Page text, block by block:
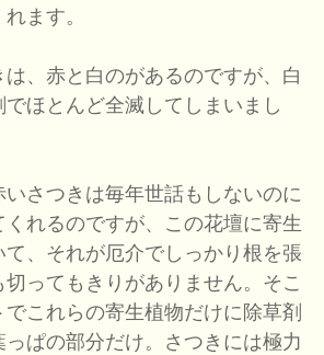
ます。
、赤と白のがあるのですが、白
ほとんど全滅してしまいまし
さつきは毎年世話もしないのに
れるのですが、この花壇に寄生
、それが厄介でしっかり根を張
ってもきりがありません。そこ
これらの寄生植物だけに除草剤
っぱの部分だけ。さつきには極力